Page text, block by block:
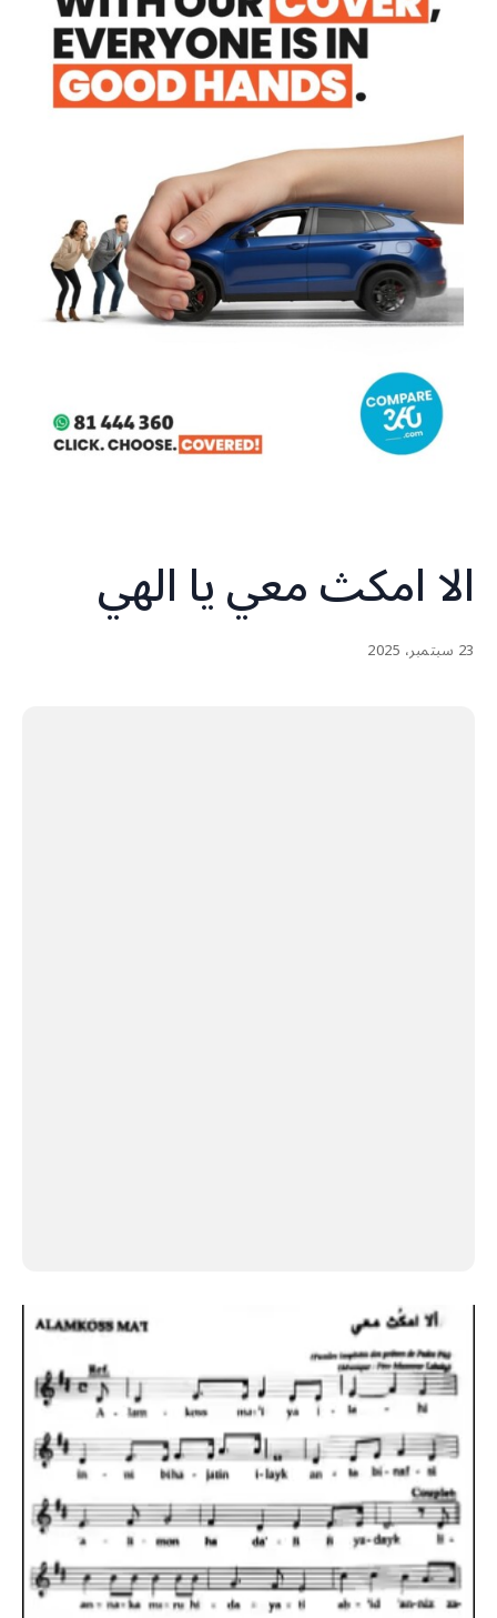
الا امكث معي يا الهي
23 سبتمبر، 2025